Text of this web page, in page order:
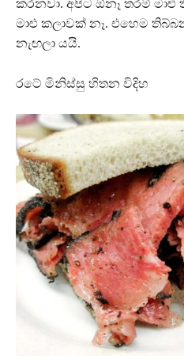
කරනවා. අපිට ඕනෑ තරම් මාළු
මාළු කලාවක් නෑ. එහෙම
නැඟලා යයි.
රටේ මිනිස්සු හිතන විදිහ